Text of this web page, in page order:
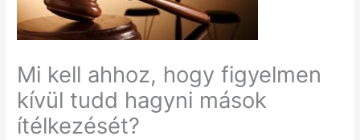
Mi kell ahhoz, hogy figyelmen
kívül tudd hagyni mások
ítélkezését?